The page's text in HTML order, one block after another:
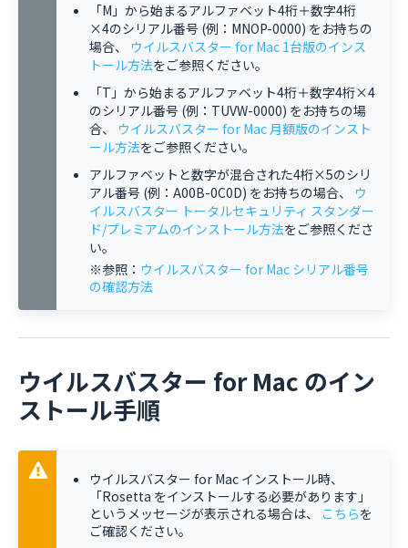
「M」から始まるアルファベット4桁＋数字4桁
×4のシリアル番号 (例：MNOP-0000) をお持ちの
場合、
ウイルスバスター for Mac 1台版のインス
トール方法をご参照ください。
「T」から始まるアルファベット4桁＋数字4桁×4
のシリアル番号 (例：TUVW-0000) をお持ちの場
合、
ウイルスバスター for Mac 月額版のインスト
ール方法をご参照ください。
アルファベットと数字が混合された4桁×5のシリ
アル番号 (例：A00B-0C0D) をお持ちの場合、
ウ
イルスバスター トータルセキュリティ スタンダー
ド/プレミアムのインストール方法をご参照くださ
い。
※参照： ウイルスバスター for Mac シリアル番号
の確認方法
ウイルスバスター for Mac のイン
ストール手順
ウイルスバスター for Mac インストール時、
「Rosetta をインストールする必要があります」
というメッセージが表示される場合は、
こちらを
ご確認ください。